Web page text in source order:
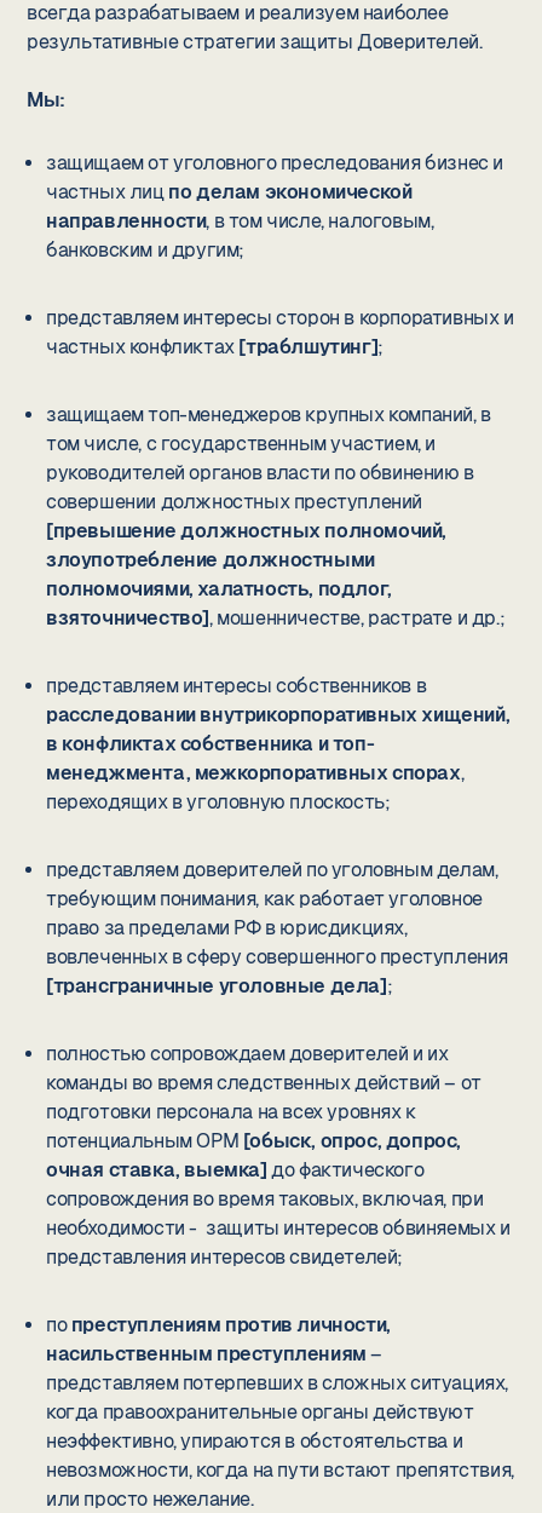
всегда разрабатываем и реализуем наиболее
результативные стратегии защиты Доверителей.
Мы:
защищаем от уголовного преследования бизнес и
частных лиц по делам экономической
направленности, в том числе, налоговым,
банковским и другим;
представляем интересы сторон в корпоративных и
частных конфликтах [траблшутинг];
защищаем топ-менеджеров крупных компаний, в
том числе, с государственным участием, и
руководителей органов власти по обвинению в
совершении должностных преступлений
[превышение должностных полномочий,
злоупотребление должностными
полномочиями, халатность, подлог,
взяточничество], мошенничестве, растрате и др.;
представляем интересы собственников в
расследовании внутрикорпоративных хищений,
в конфликтах собственника и топ-
менеджмента, межкорпоративных спорах,
переходящих в уголовную плоскость;
представляем доверителей по уголовным делам,
требующим понимания, как работает уголовное
право за пределами РФ в юрисдикциях,
вовлеченных в сферу совершенного преступления
[трансграничные уголовные дела];
полностью сопровождаем доверителей и их
команды во время следственных действий – от
подготовки персонала на всех уровнях к
потенциальным ОРМ [обыск, опрос, допрос,
очная ставка, выемка] до фактического
сопровождения во время таковых, включая, при
необходимости - защиты интересов обвиняемых и
представления интересов свидетелей;
по преступлениям против личности,
насильственным преступлениям –
представляем потерпевших в сложных ситуациях,
когда правоохранительные органы действуют
неэффективно, упираются в обстоятельства и
невозможности, когда на пути встают препятствия,
или просто нежелание.